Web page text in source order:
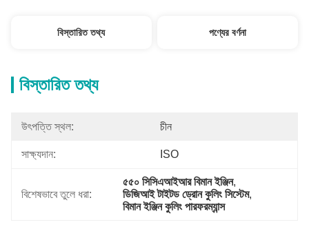
বিস্তারিত তথ্য পণ্যের বর্ণনা
বিস্তারিত তথ্য
উৎপত্তি স্থল: চীন
সাক্ষ্যদান: ISO
বিশেষভাবে তুলে ধরা:
৫৫০ সিসিএআইআর বিমান ইঞ্জিন,
ডিজিআই টাইটড ড্রোন কুলিং সিস্টেম,
বিমান ইঞ্জিন কুলিং পারফরম্যান্স